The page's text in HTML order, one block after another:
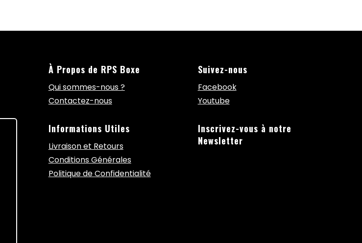
À Propos de RPS Boxe
Qui sommes-nous ?
Contactez-nous
Informations Utiles
Livraison et Retours
Conditions Générales
Politique de Confidentialité
Suivez-nous
Facebook
Youtube
Inscrivez-vous à notre
Newsletter